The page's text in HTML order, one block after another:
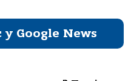
Google News